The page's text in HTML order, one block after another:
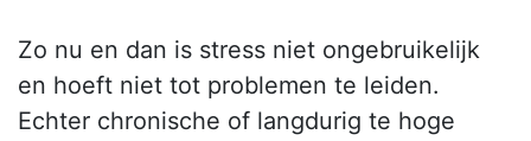
Zo nu en dan is stress niet ongebruikelijk
en hoeft niet tot problemen te leiden.
Echter chronische of langdurig te hoge